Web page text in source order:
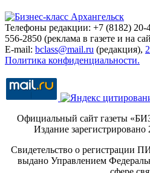
Телефоны редакции: +7 (8182) 20-
556-2850 (реклама в газете и на
E-mail: bclass@mail.ru (редакция),
Политика конфиденциальности.
Официальный сайт газеты
Издание зарегистрировано
Свидетельство о регистрации
выдано Управлением